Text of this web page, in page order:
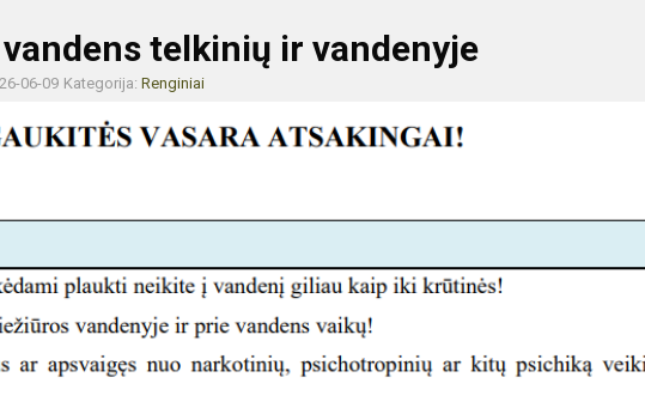
telkinių ir vandenyje
06-09 Kategorija: Renginiai